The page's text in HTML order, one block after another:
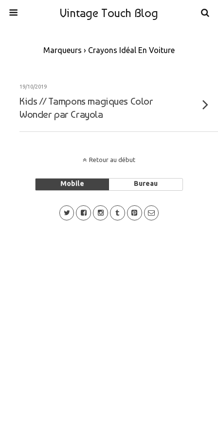
Vintage Touch Blog
Marqueurs › Crayons Idéal En Voiture
19/10/2019
Kids // Tampons magiques Color
Wonder par Crayola
Retour au début
Mobile Bureau